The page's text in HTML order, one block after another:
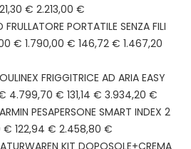
€ 2.213,00 €
PORTATILE SENZA FILI
€ 1.790,00 € 146,72 € 1.467,20
FRIGGITRICE AD ARIA EASY
€ 4.799,70 € 131,14 € 3.934,20 €
PESAPERSONE SMART INDEX 2
€ 122,94 € 2.458,80 €
KIT DOPOSOLE+CREMA